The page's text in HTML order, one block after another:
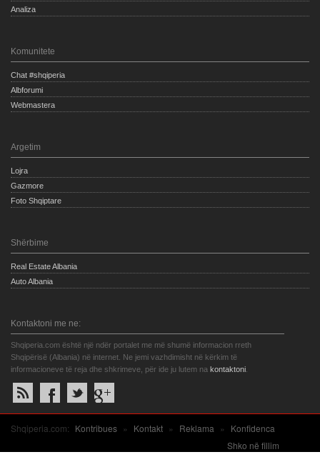
Analiza
Komunitete
Chat #shqiperia
Albforumi
Webmastera
Argetim
Lojra
Gazmore
Foto Shqiptare
Shërbime
Real Estate Albania
Auto Albania
Kontaktoni me ne:
Shqiperia.com është një ndër portalet me më shumë informacion rreth
Shqipërisë (Albania) në internet. Ne jemi vazhdimisht në kërkim të
informacioneve të reja dhe shkrimeve, për ide ju lutem na kontaktoni
Shqiperia.com: Kontribues » Kontakt » Reklama »
Konfidenca
Shko në fillim